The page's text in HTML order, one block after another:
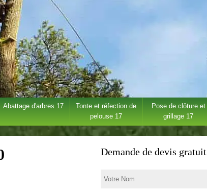
Abattage d'arbres 17
Tonte et réfection de
pelouse 17
Pose de clôture et
grillage 17
Demande de devis gratuit